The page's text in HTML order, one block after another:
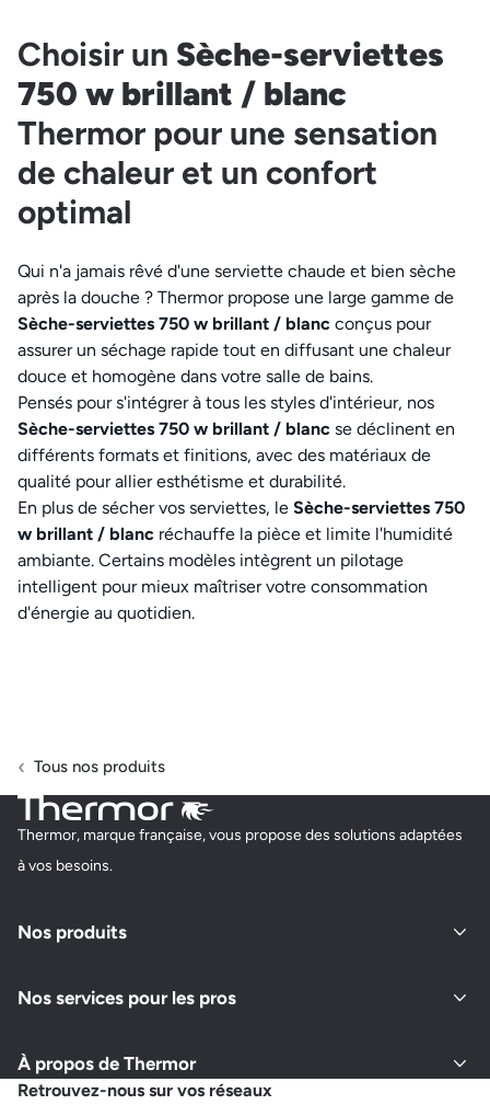
Choisir un Sèche-serviettes
750 w brillant / blanc
Thermor pour une sensation
de chaleur et un confort
optimal
Qui n'a jamais rêvé d'une serviette chaude et bien sèche
après la douche ? Thermor propose une large gamme de
Sèche-serviettes 750 w brillant / blanc conçus pour
assurer un séchage rapide tout en diffusant une chaleur
douce et homogène dans votre salle de bains.
Pensés pour s'intégrer à tous les styles d'intérieur, nos
Sèche-serviettes 750 w brillant / blanc se déclinent en
différents formats et finitions, avec des matériaux de
qualité pour allier esthétisme et durabilité.
En plus de sécher vos serviettes, le Sèche-serviettes 750
w brillant / blanc réchauffe la pièce et limite l'humidité
ambiante. Certains modèles intègrent un pilotage
intelligent pour mieux maîtriser votre consommation
d'énergie au quotidien.
Tous nos produits
Thermor, marque française, vous propose des solutions adaptées
à vos besoins.
Nos produits
Nos services pour les pros
À propos de Thermor
Retrouvez-nous sur vos réseaux